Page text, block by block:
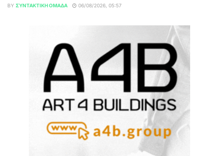
BY ΣΥΝΤΑΚΤΙΚΉ ΟΜΆΔΑ 06/08/2026, 05:57